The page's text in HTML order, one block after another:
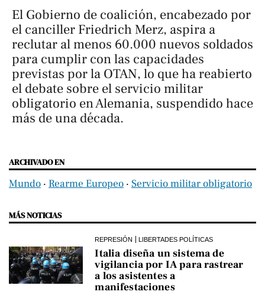
El Gobierno de coalición, encabezado por
el canciller Friedrich Merz, aspira a
reclutar al menos 60.000 nuevos soldados
para cumplir con las capacidades
previstas por la OTAN, lo que ha reabierto
el debate sobre el servicio militar
obligatorio en Alemania, suspendido hace
más de una década.
ARCHIVADO EN
Mundo ‧ Rearme Europeo ‧ Servicio militar obligatorio
MÁS NOTICIAS
REPRESIÓN LIBERTADES POLÍTICAS
Italia diseña un sistema de
vigilancia por IA para rastrear
a los asistentes a
manifestaciones